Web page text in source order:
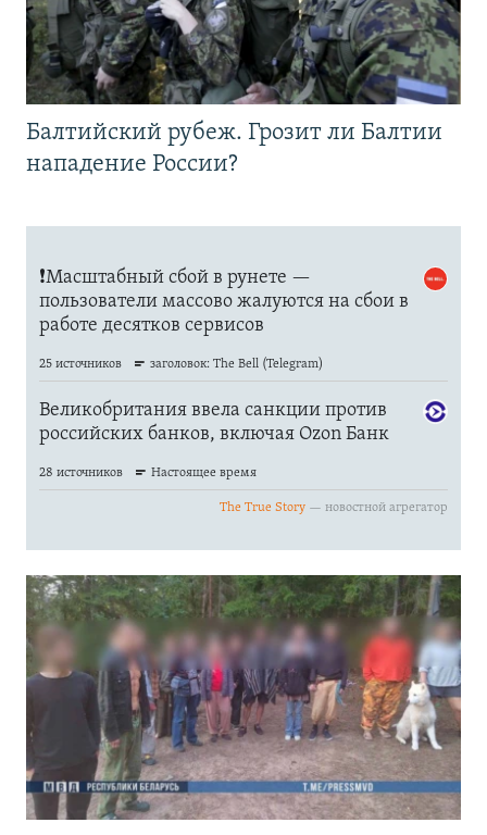
Балтийский рубеж. Грозит ли Балтии
нападение России?